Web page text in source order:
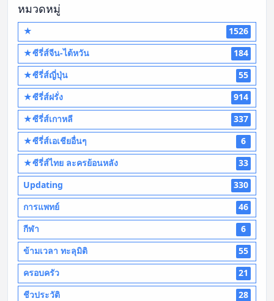
หมวดหมู่
★
1526
★ซีรี่ส์จีน-ไต้หวัน
184
★ซีรี่ส์ญี่ปุ่น
55
★ซีรี่ส์ฝรั่ง
914
★ซีรี่ส์เกาหลี
337
★ซีรี่ส์เอเชียอื่นๆ
6
★ซีรี่ส์ไทย ละครย้อนหลัง
33
Updating
330
การแพทย์
46
กีฬา
6
ข้ามเวลา ทะลุมิติ
55
ครอบครัว
21
ชีวประวัติ
28